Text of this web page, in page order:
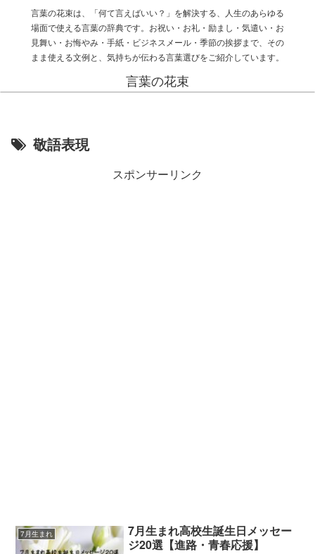
言葉の花束は、「何て言えばいい？」を解決する、人生のあらゆる
場面で使える言葉の辞典です。お祝い・お礼・励まし・気遣い・お
見舞い・お悔やみ・手紙・ビジネスメール・季節の挨拶まで、その
まま使える文例と、気持ちが伝わる言葉選びをご紹介しています。
言葉の花束
敬語表現
スポンサーリンク
7月生まれ
7月生まれ高校生誕生日メッセー
ジ20選【進路・青春応援】